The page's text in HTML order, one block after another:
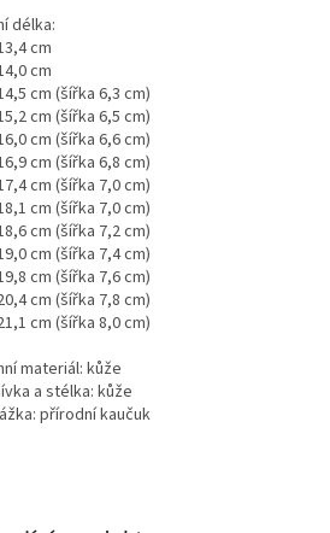
délka:
cm
cm
cm (šířka 6,3 cm)
cm (šířka 6,5 cm)
cm (šířka 6,6 cm)
cm (šířka 6,8 cm)
cm (šířka 7,0 cm)
cm (šířka 7,0 cm)
cm (šířka 7,2 cm)
cm (šířka 7,4 cm)
cm (šířka 7,6 cm)
cm (šířka 7,8 cm)
cm (šířka 8,0 cm)
materiál: kůže
a stélka: kůže
přírodní kaučuk